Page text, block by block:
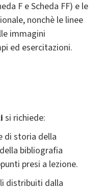
F e Scheda FF) e le
nonchè le linee
immagini
ed esercitazioni.
si richiede:
di storia della
bibliografia
presi a lezione.
distribuiti dalla